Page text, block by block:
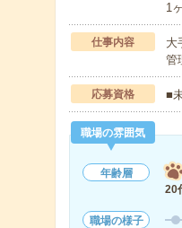
1
仕事内容
大
管
応募資格 ■
職場の雰囲気
年齢層
20
職場の様子